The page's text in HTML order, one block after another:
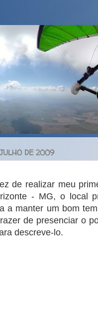
DE 2009
de realizar meu
- MG, o local
a manter um bom
de presenciar o
descreve-lo.